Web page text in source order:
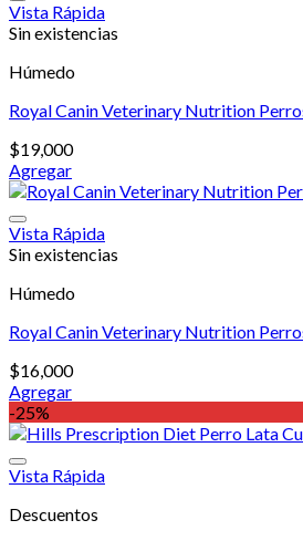
Vista Rápida
Sin existencias
Húmedo
Royal Canin Veterinary Nutrition
$19,000
Agregar
Vista Rápida
Sin existencias
Húmedo
Royal Canin Veterinary Nutrition
$16,000
Agregar
-25%
Vista Rápida
Descuentos